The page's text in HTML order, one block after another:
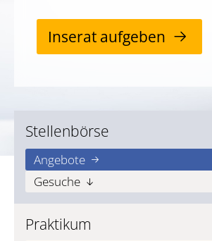
Inserat aufgeben
Stellenbörse
Angebote
Gesuche
Praktikum